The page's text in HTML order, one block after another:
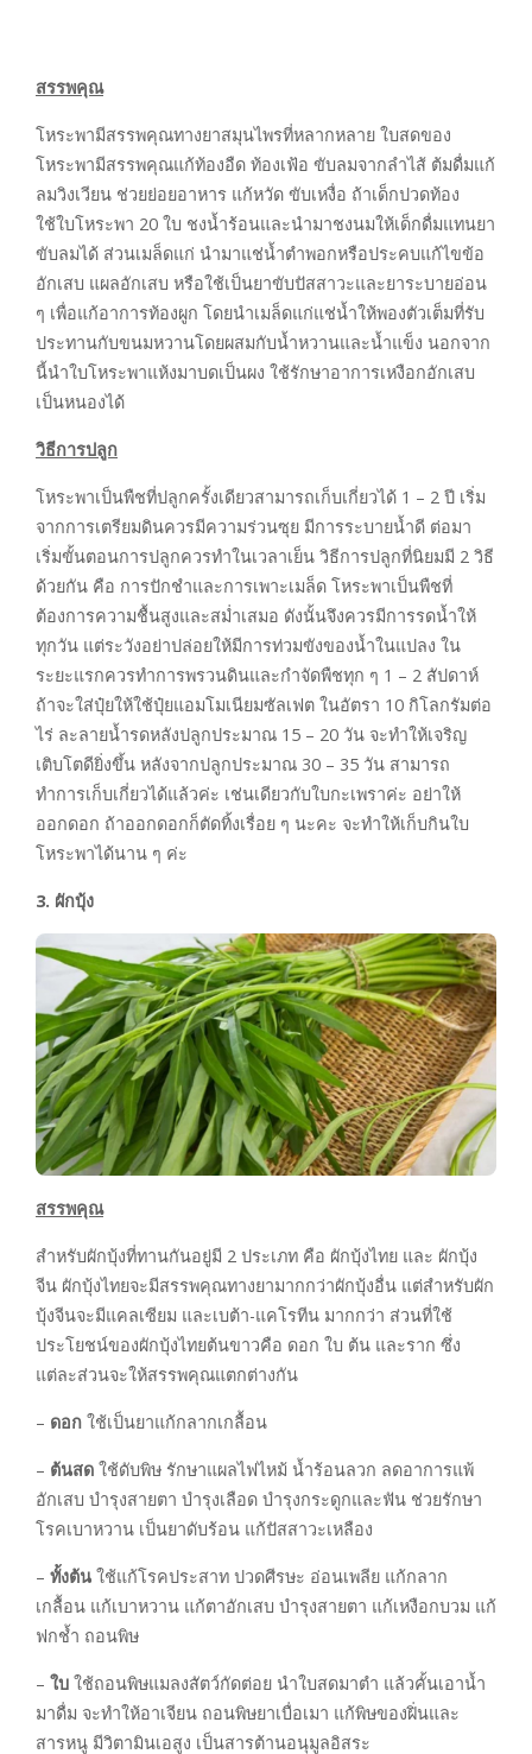
สรรพคุณ
โหระพามีสรรพคุณทางยาสมุนไพรที่หลากหลาย ใบสดของ
โหระพามีสรรพคุณแก้ท้องอืด ท้องเฟ้อ ขับลมจากลำไส้ ต้มดื่มแก้
ลมวิงเวียน ช่วยย่อยอาหาร แก้หวัด ขับเหงื่อ ถ้าเด็กปวดท้อง
ใช้ใบโหระพา 20 ใบ ชงน้ำร้อนและนำมาชงนมให้เด็กดื่มแทนยา
ขับลมได้ ส่วนเมล็ดแก่ นำมาแช่น้ำตำพอกหรือประคบแก้ไขข้อ
อักเสบ แผลอักเสบ หรือใช้เป็นยาขับปัสสาวะและยาระบายอ่อน
ๆ เพื่อแก้อาการท้องผูก โดยนำเมล็ดแก่แช่น้ำให้พองตัวเต็มที่รับ
ประทานกับขนมหวานโดยผสมกับน้ำหวานและน้ำแข็ง นอกจาก
นี้นำใบโหระพาแห้งมาบดเป็นผง ใช้รักษาอาการเหงือกอักเสบ
เป็นหนองได้
วิธีการปลูก
โหระพาเป็นพืชที่ปลูกครั้งเดียวสามารถเก็บเกี่ยวได้ 1 – 2 ปี เริ่ม
จากการเตรียมดินควรมีความร่วนซุย มีการระบายน้ำดี ต่อมา
เริ่มขั้นตอนการปลูกควรทำในเวลาเย็น วิธีการปลูกที่นิยมมี 2 วิธี
ด้วยกัน คือ การปักชำและการเพาะเมล็ด โหระพาเป็นพืชที่
ต้องการความชื้นสูงและสม่ำเสมอ ดังนั้นจึงควรมีการรดน้ำให้
ทุกวัน แต่ระวังอย่าปล่อยให้มีการท่วมขังของน้ำในแปลง ใน
ระยะแรกควรทำการพรวนดินและกำจัดพืชทุก ๆ 1 – 2 สัปดาห์
ถ้าจะใส่ปุ๋ยให้ใช้ปุ๋ยแอมโมเนียมซัลเฟต ในอัตรา 10 กิโลกรัมต่อ
ไร่ ละลายน้ำรดหลังปลูกประมาณ 15 – 20 วัน จะทำให้เจริญ
เติบโตดียิ่งขึ้น หลังจากปลูกประมาณ 30 – 35 วัน สามารถ
ทำการเก็บเกี่ยวได้แล้วค่ะ เช่นเดียวกับใบกะเพราค่ะ อย่าให้
ออกดอก ถ้าออกดอกก็ตัดทิ้งเรื่อย ๆ นะคะ จะทำให้เก็บกินใบ
โหระพาได้นาน ๆ ค่ะ
3. ผักบุ้ง
สรรพคุณ
สำหรับผักบุ้งที่ทานกันอยู่มี 2 ประเภท คือ ผักบุ้งไทย และ ผักบุ้ง
จีน ผักบุ้งไทยจะมีสรรพคุณทางยามากกว่าผักบุ้งอื่น แต่สำหรับผัก
บุ้งจีนจะมีแคลเซียม และเบต้า-แคโรทีน มากกว่า ส่วนที่ใช้
ประโยชน์ของผักบุ้งไทยต้นขาวคือ ดอก ใบ ต้น และราก ซึ่ง
แต่ละส่วนจะให้สรรพคุณแตกต่างกัน
– ดอก ใช้เป็นยาแก้กลากเกลื้อน
– ต้นสด ใช้ดับพิษ รักษาแผลไฟไหม้ น้ำร้อนลวก ลดอาการแพ้
อักเสบ บำรุงสายตา บำรุงเลือด บำรุงกระดูกและฟัน ช่วยรักษา
โรคเบาหวาน เป็นยาดับร้อน แก้ปัสสาวะเหลือง
– ทั้งต้น ใช้แก้โรคประสาท ปวดศีรษะ อ่อนเพลีย แก้กลาก
เกลื้อน แก้เบาหวาน แก้ตาอักเสบ บำรุงสายตา แก้เหงือกบวม แก้
ฟกช้ำ ถอนพิษ
– ใบ ใช้ถอนพิษแมลงสัตว์กัดต่อย นำใบสดมาตำ แล้วคั้นเอาน้ำ
มาดื่ม จะทำให้อาเจียน ถอนพิษยาเบื่อเมา แก้พิษของฝิ่นและ
สารหนู มีวิตามินเอสูง เป็นสารต้านอนุมูลอิสระ